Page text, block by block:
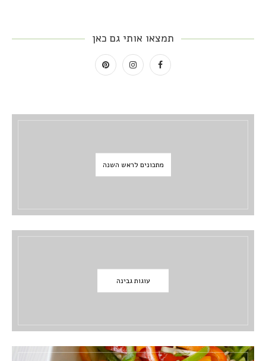
תמצאו אותי גם כאן
מתכונים לראש השנה
עוגות גבינה